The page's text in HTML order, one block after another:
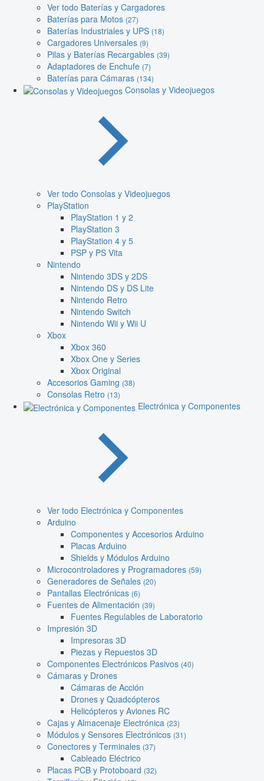
Ver todo Baterías y Cargadores
Baterías para Motos (27)
Baterías Industriales y UPS (18)
Cargadores Universales (9)
Pilas y Baterías Recargables (39)
Adaptadores de Enchufe (7)
Baterías para Cámaras (134)
Consolas y Videojuegos
Ver todo Consolas y Videojuegos
PlayStation
PlayStation 1 y 2
PlayStation 3
PlayStation 4 y 5
PSP y PS Vita
Nintendo
Nintendo 3DS y 2DS
Nintendo DS y DS Lite
Nintendo Retro
Nintendo Switch
Nintendo Wii y Wii U
Xbox
Xbox 360
Xbox One y Series
Xbox Original
Accesorios Gaming (38)
Consolas Retro (13)
Electrónica y Componentes
Ver todo Electrónica y Componentes
Arduino
Componentes y Accesorios Arduino
Placas Arduino
Shields y Módulos Arduino
Microcontroladores y Programadores (59)
Generadores de Señales (20)
Pantallas Electrónicas (6)
Fuentes de Alimentación (39)
Fuentes Regulables de Laboratorio
Impresión 3D
Impresoras 3D
Piezas y Repuestos 3D
Componentes Electrónicos Pasivos (40)
Cámaras y Drones
Cámaras de Acción
Drones y Quadcópteros
Helicópteros y Aviones RC
Cajas y Almacenaje Electrónica (23)
Módulos y Sensores Electrónicos (31)
Conectores y Terminales (37)
Cableado Eléctrico
Placas PCB y Protoboard (32)